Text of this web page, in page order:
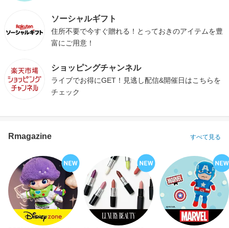
ソーシャルギフト
住所不要で今すぐ贈れる！とっておきのアイテムを豊
富にご用意！
ショッピングチャンネル
ライブでお得にGET！見逃し配信&開催日はこちらを
チェック
Rmagazine すべて見る